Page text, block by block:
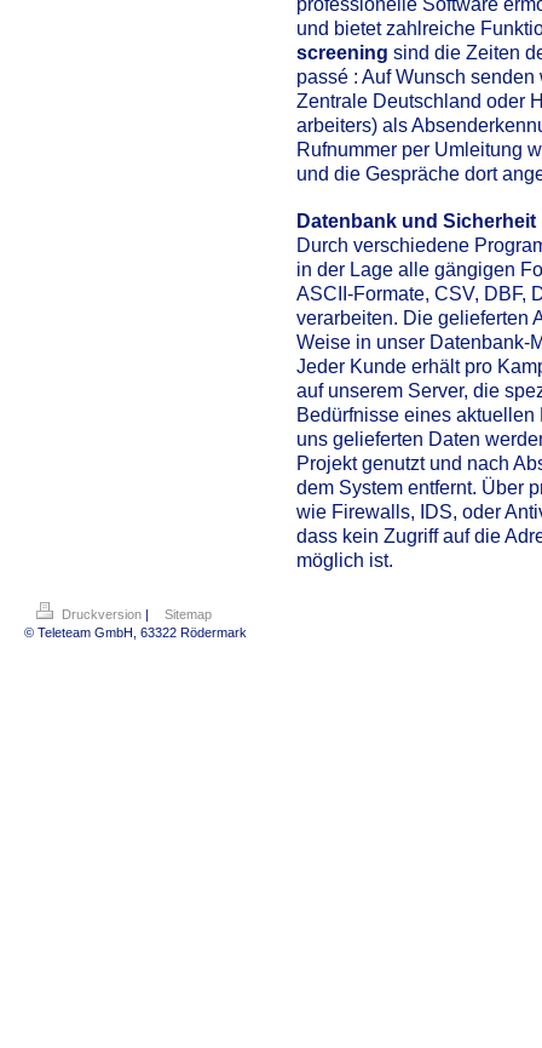
und bietet zahlreiche
screening sind die Zeiten
passé : Auf Wunsch
Zentrale Deutschland oder
arbeiters) als
Rufnummer per Umleitung
und die Gespräche dort
Datenbank und Sicherheit
Durch verschiedene
in der Lage alle gängigen
ASCII-Formate, CSV, DBF,
verarbeiten. Die gelieferten
Weise in unser Datenbank-
Jeder Kunde erhält pro
auf unserem Server, die
Bedürfnisse eines
uns gelieferten Daten
Projekt genutzt und nach
dem System entfernt. Über
wie Firewalls, IDS, oder
dass kein Zugriff auf die
möglich ist.
Druckversion |
Sitemap
© Teleteam GmbH, 63322 Rödermark